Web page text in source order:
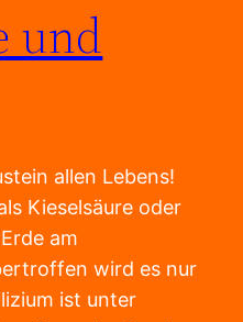
und
allen Lebens!
Kieselsäure oder
am
wird es nur
ist unter